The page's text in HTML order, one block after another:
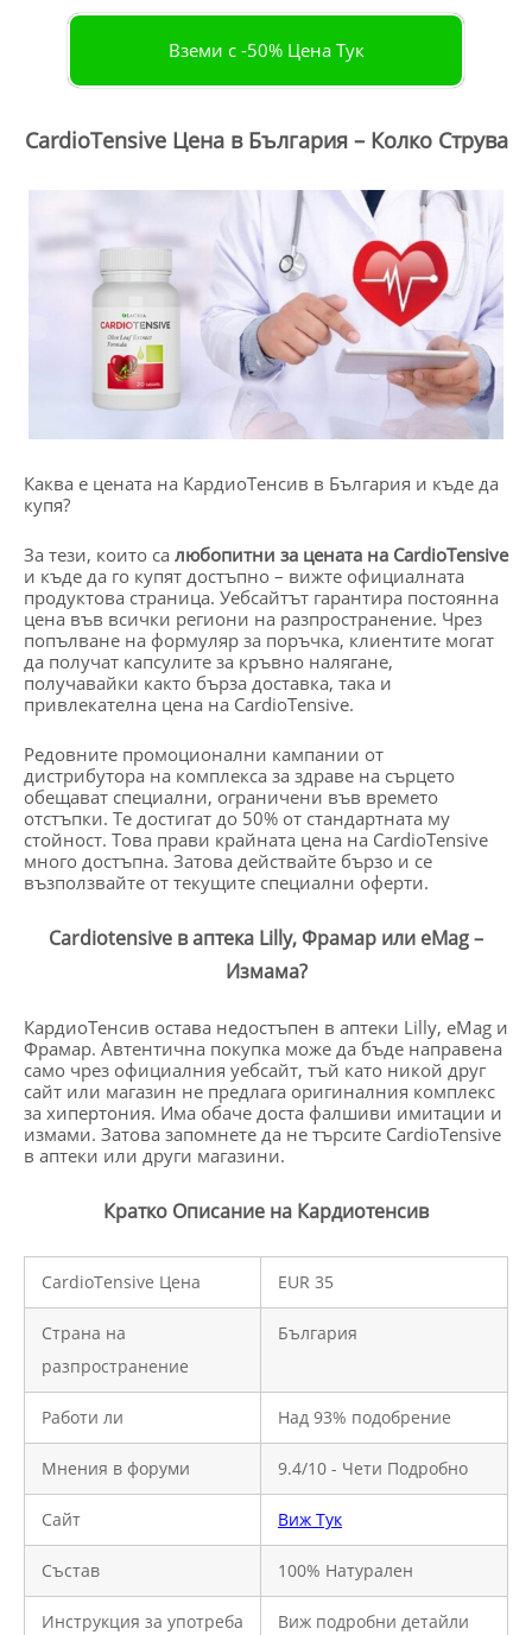
Вземи с -50% Цена Тук
CardioTensive Цена в България – Колко Струва
Каква е цената на КардиоТенсив в България и къде да
купя?
За тези, които са любопитни за цената на CardioTensive
и къде да го купят достъпно – вижте официалната
продуктова страница. Уебсайтът гарантира постоянна
цена във всички региони на разпространение. Чрез
попълване на формуляр за поръчка, клиентите могат
да получат капсулите за кръвно налягане,
получавайки както бърза доставка, така и
привлекателна цена на CardioTensive.
Редовните промоционални кампании от
дистрибутора на комплекса за здраве на сърцето
обещават специални, ограничени във времето
отстъпки. Те достигат до 50% от стандартната му
стойност. Това прави крайната цена на CardioTensive
много достъпна. Затова действайте бързо и се
възползвайте от текущите специални оферти.
Cardiotensive в aптека Lilly, Фрамар или eMag –
Измама?
КардиоТенсив остава недостъпен в аптеки Lilly, eMag и
Фрамар. Автентична покупка може да бъде направена
само чрез официалния уебсайт, тъй като никой друг
сайт или магазин не предлага оригиналния комплекс
за хипертония. Има обаче доста фалшиви имитации и
измами. Затова запомнете да не търсите CardioTensive
в аптеки или други магазини.
Кратко Описание на Кардиотенсив
CardioTensive Цена EUR 35
Страна на
разпространение
България
Работи ли Над 93% подобрение
Мнения в форуми 9.4/10 - Чети Подробно
Сайт Виж Тук
Състав 100% Натурален
Инструкция за употреба Виж подробни детайли